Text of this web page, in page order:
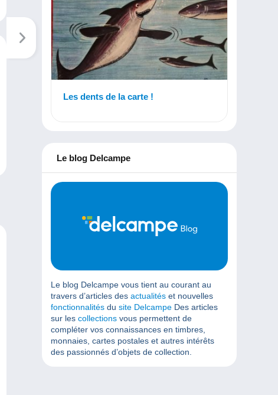
Les dents de la carte !
Le blog Delcampe
Le blog Delcampe vous tient au courant au
travers d’articles des actualités et nouvelles
fonctionnalités du site Delcampe Des articles
sur les collections vous permettent de
compléter vos connaissances en timbres,
monnaies, cartes postales et autres intérêts
des passionnés d’objets de collection.